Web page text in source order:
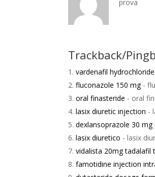
prova
Trackback/
vardenafil hydrochloride
fluconazole 150 mg-
oral finasteride - oral
lasix diuretic injection -
dexlansoprazole 30 mg
lasix diuretico - lasix
vidalista 20mg tadalafil
famotidine injection